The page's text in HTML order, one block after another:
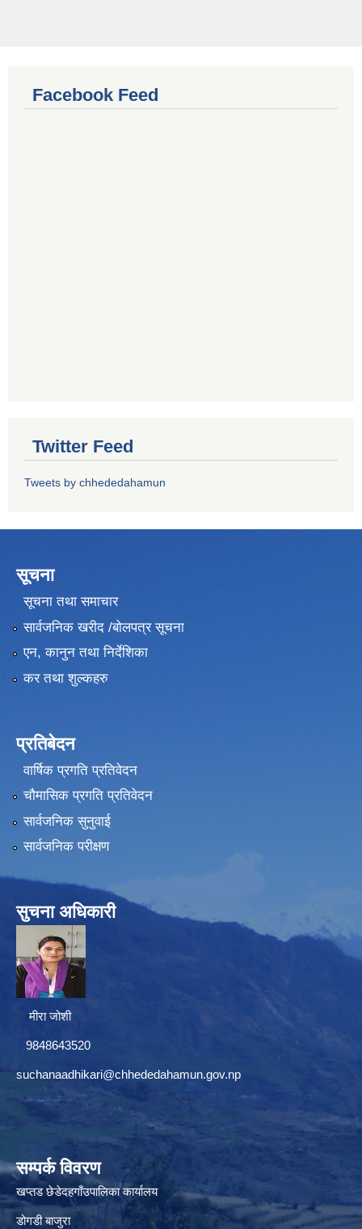
Facebook Feed
Twitter Feed
Tweets by chhededahamun
सूचना
सूचना तथा समाचार
सार्वजनिक खरीद /बोलपत्र सूचना
एन, कानुन तथा निर्देशिका
कर तथा शुल्कहरु
प्रतिबेदन
वार्षिक प्रगति प्रतिवेदन
चौमासिक प्रगति प्रतिवेदन
सार्वजनिक सुनुवाई
सार्वजनिक परीक्षण
सुचना अधिकारी
मीरा जोशी
9848643520
suchanaadhikari@chhededahamun.gov.np
सम्पर्क विवरण
खप्तड छेडेदहगाँउपालिका कार्यालय
डोगडी बाजुरा